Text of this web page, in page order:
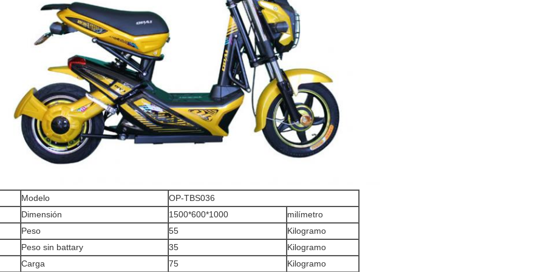
Modelo
OP-TBS036
Dimensión 1500*600*1000
milímetro
Peso 55
Kilogramo
Peso sin battary 35
Kilogramo
Carga 75 Kilogramo